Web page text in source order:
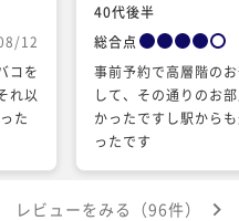
12
コを
れ以
た
40代後半
総合点
事前予約で高層階の
して、その通りのお
かったですし駅から
ったです
レビューをみる（96件）